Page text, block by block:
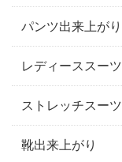
パンツ出来上がり
レディーススーツ
ストレッチスーツ
靴出来上がり